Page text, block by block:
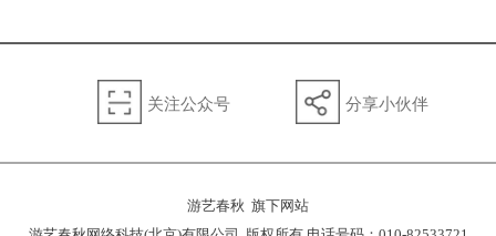
关注公众号 分享小伙伴
游艺春秋 旗下网站